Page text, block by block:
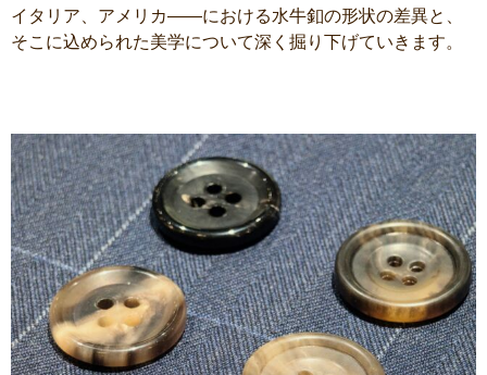
イタリア、アメリカ――における水牛釦の形状の差異と、
そこに込められた美学について深く掘り下げていきます。